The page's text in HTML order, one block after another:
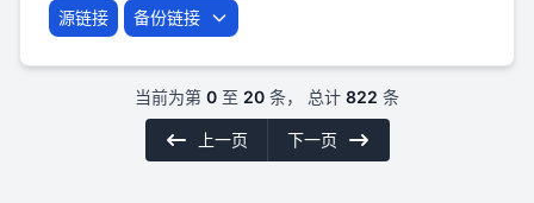
源链接 备份链接
当前为第 0 至 20 条， 总计 822 条
上一页 下一页